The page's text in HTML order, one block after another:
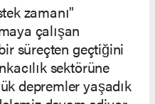
zamanı"
çalışan
süreçten geçtiğini
sektörüne
depremler yaşadık